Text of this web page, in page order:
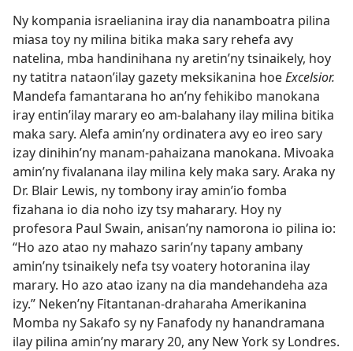
Ny kompania israelianina iray dia nanamboatra pilina
miasa toy ny milina bitika maka sary rehefa avy
natelina, mba handinihana ny aretin’ny tsinaikely, hoy
ny tatitra nataon’ilay gazety meksikanina hoeExcelsior.
Mandefa famantarana ho an’ny fehikibo manokana
iray entin’ilay marary eo am-balahany ilay milina bitika
maka sary. Alefa amin’ny ordinatera avy eo ireo sary
izay dinihin’ny manam-pahaizana manokana. Mivoaka
amin’ny fivalanana ilay milina kely maka sary. Araka ny
Dr. Blair Lewis, ny tombony iray amin’io fomba
fizahana io dia noho izy tsy maharary. Hoy ny
profesora Paul Swain, anisan’ny namorona io pilina io:
“Ho azo atao ny mahazo sarin’ny tapany ambany
amin’ny tsinaikely nefa tsy voatery hotoranina ilay
marary. Ho azo atao izany na dia mandehandeha aza
izy.” Neken’ny Fitantanan-draharaha Amerikanina
Momba ny Sakafo sy ny Fanafody ny hanandramana
ilay pilina amin’ny marary 20, any New York sy Londres.